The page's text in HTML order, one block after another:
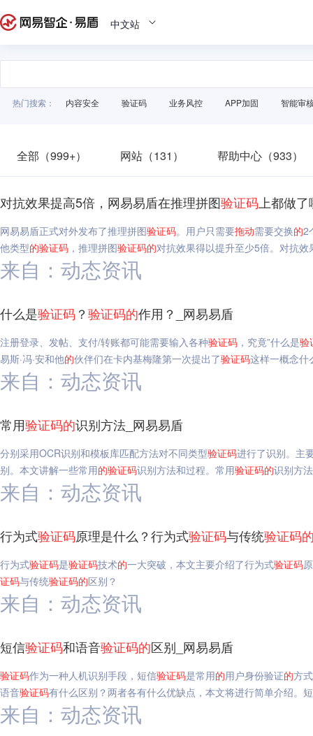
中文站
热门搜索： 内容安全 验证码 业务风控 APP加固 智能审
全部（999+） 网站（131） 帮助中心（933）
对抗效果提高5倍，网易易盾在推理拼图验证码 上都做
网易易盾正式对外发布了推理拼图验证码。用户只需要拖动需要交换的2
他类型的验证码 ，推理拼图验证码的对抗效果得以提升至少5倍。对抗
来自：动态资讯
什么是验证码 ？验证码的作用？_网易易盾
注册登录、发帖、支付/转账都可能需要输入各种验证码 ，究竟”什么是验
易斯·冯·安和他的伙伴们在卡内基梅隆第一次提出了验证码这样一概念什
来自：动态资讯
常用验证码的识别方法_网易易盾
分别采用OCR识别和模板库匹配方法对不同类型验证码进行了识别。主
别。本文讲解一些常用的验证码识别方法和过程。常用验证码的识别方法
来自：动态资讯
行为式验证码原理是什么？行为式验证码与传统验证码
行为式验证码是验证码技术的一大突破，本文主要介绍了行为式验证码
证码与传统验证码的区别？
来自：动态资讯
短信验证码和语音验证码的区别_网易易盾
验证码作为一种人机识别手段，短信验证码是常用的用户身份验证的方
语音验证码有什么区别？两者各有什么优缺点，本文将进行简单介绍。
来自：动态资讯